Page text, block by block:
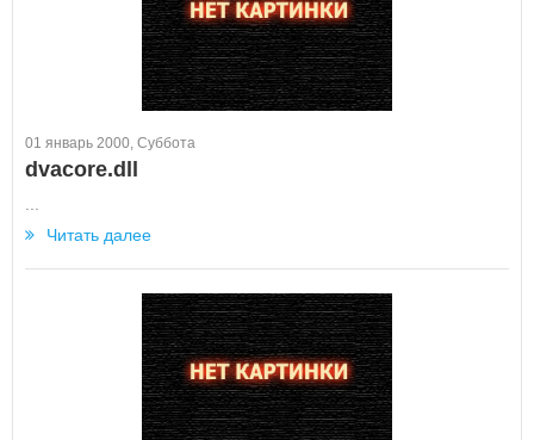
01 январь 2000, Суббота
dvacore.dll
Читать далее